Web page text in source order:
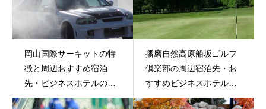
岡山国際サーキットの特
徴と周辺おすすめ宿泊
先・ビジネスホテルのご
案内
播磨自然高原船坂ゴルフ
倶楽部の周辺宿泊先・お
すすめビジネスホテルの
ご案内